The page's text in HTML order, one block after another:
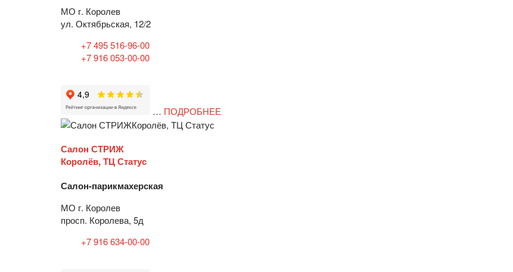
МО г. Королев
ул. Октябрьская, 12/2
+7 495 516-96-00
+7 916 053-00-00
… ПОДРОБНЕЕ
Салон СТРИЖ
Королёв, ТЦ Статус
Салон-парикмахерская
МО г. Королев
просп. Королева, 5д
+7 916 634-00-00